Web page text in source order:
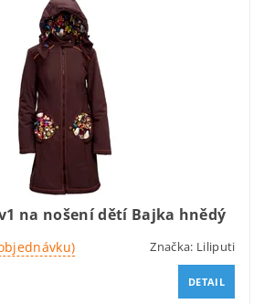
na nošení dětí Bajka hnědý
Značka: Liliputi
DETAIL